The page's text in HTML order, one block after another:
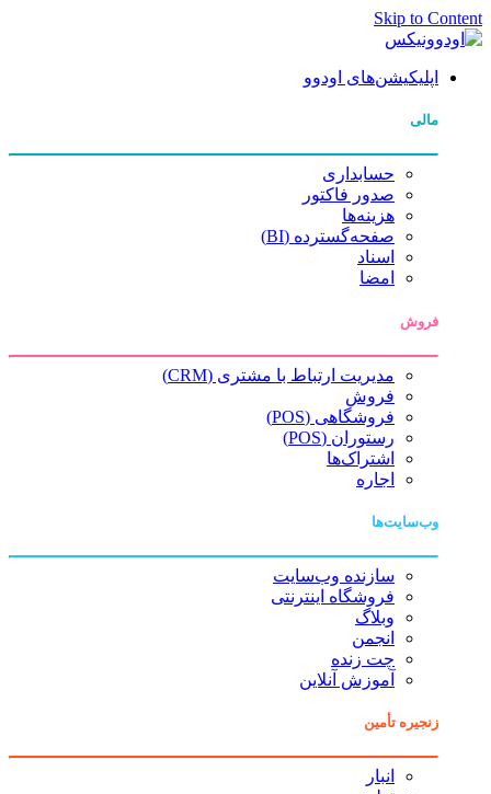
Skip to Content
اپلیکیشن‌های اودوو
مالی
حسابداری
صدور فاکتور
هزینه‌ها
صفحه‌گسترده (BI)
اسناد
امضا
فروش
مدیریت ارتباط با مشتری (CRM)
فروش
فروشگاهی (POS)
رستوران (POS)
اشتراک‌ها
اجاره
وب‌سایت‌ها
سازنده وب‌سایت
فروشگاه اینترنتی
وبلاگ
انجمن
چت زنده
آموزش آنلاین
زنجیره تأمین
انبار